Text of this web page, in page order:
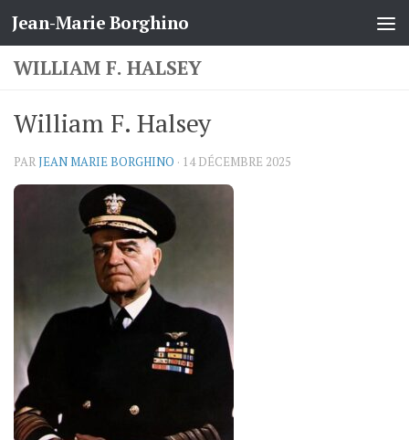
Skip to content
Jean-Marie Borghino
WILLIAM F. HALSEY
William F. Halsey
PARJEAN MARIE BORGHINO · 14 DÉCEMBRE 2025